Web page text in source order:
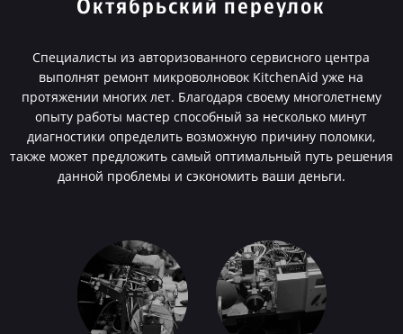
Октябрьский переулок
Специалисты из авторизованного сервисного центра
выполнят ремонт микроволновок KitchenAid уже на
протяжении многих лет. Благодаря своему многолетнему
опыту работы мастер способный за несколько минут
диагностики определить возможную причину поломки,
также может предложить самый оптимальный путь решения
данной проблемы и сэкономить ваши деньги.